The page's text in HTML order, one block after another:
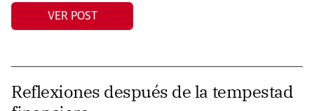
VER POST
Reflexiones después de la tempestad